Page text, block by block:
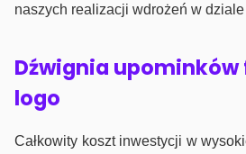
naszych realizacji wdrożeń w dziale
Dźwignia
logo
Całkowity koszt inwestycji w